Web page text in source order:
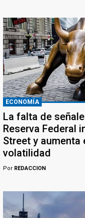
ECONOMÍA
La falta de
Reserva Federal
Street y aumenta
volatilidad
Por REDACCION